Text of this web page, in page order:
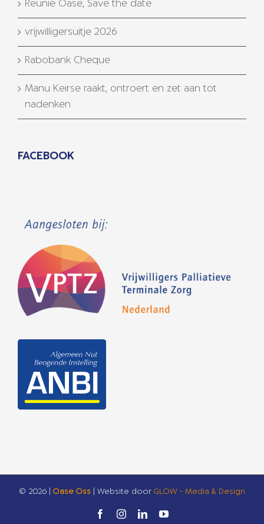
Reünie Oase, Save the date
vrijwilligersuitje 2026
Rabobank Cheque
Manu Keirse raakt, ontroert en zet aan tot
nadenken
FACEBOOK
© 2026 | Oase Oss| Website door GLOW - Media & Design
FacebookInstagramLinkedInYouTube